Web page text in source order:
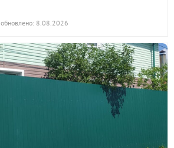
, обновлено: 8.08.2026